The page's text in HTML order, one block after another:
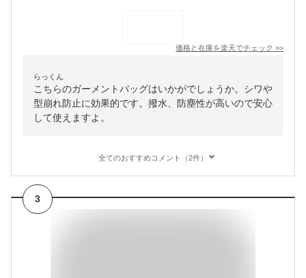
価格と在庫を楽天でチェック >>
らっくん
こちらのガーメントバッグはいかがでしょうか。シワや
型崩れ防止に効果的です。撥水、防塵性が高いので安心
して使えますよ。
全てのおすすめコメント（2件）
3